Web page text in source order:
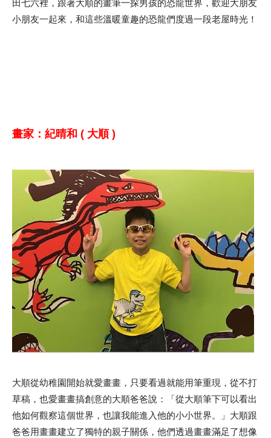
田七六裡，跟著大順的畫筆一探男孩的恐龍世界，歡迎大朋友
小朋友一起來，和這些溫暖童趣的恐龍們度過一段老屋時光！
畫家：紀晴和 ( 大順 )
大順從幼稚園開始就愛畫畫，只要看過就能用筆重現，從不打
草稿，也愛畫畫搞創意的大順爸爸說：「從大順筆下可以看出
他如何觀察這個世界，也讓我能進入他的小小世界。」大順跟
爸爸用畫畫建立了獨特的親子關係，他們透過畫畫滿足了想像